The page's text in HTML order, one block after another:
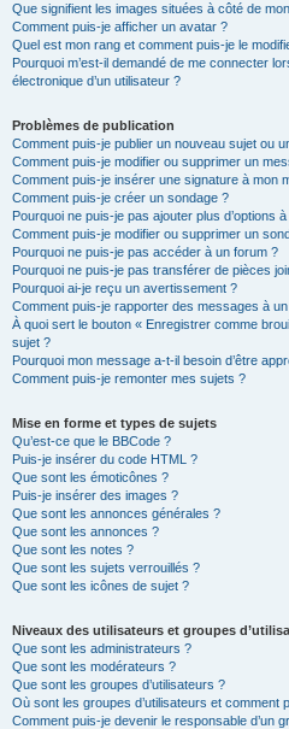
Que signifient les images situées à côté de
Comment puis-je afficher un avatar ?
Quel est mon rang et comment puis-je le
Pourquoi m’est-il demandé de me connecter
électronique d’un utilisateur ?
Problèmes de publication
Comment puis-je publier un nouveau sujet ou
Comment puis-je modifier ou supprimer un
Comment puis-je insérer une signature à mon
Comment puis-je créer un sondage ?
Pourquoi ne puis-je pas ajouter plus d’options
Comment puis-je modifier ou supprimer un
Pourquoi ne puis-je pas accéder à un forum ?
Pourquoi ne puis-je pas transférer de pièces
Pourquoi ai-je reçu un avertissement ?
Comment puis-je rapporter des messages à
À quoi sert le bouton « Enregistrer comme
sujet ?
Pourquoi mon message a-t-il besoin d’être
Comment puis-je remonter mes sujets ?
Mise en forme et types de sujets
Qu’est-ce que le BBCode ?
Puis-je insérer du code HTML ?
Que sont les émoticônes ?
Puis-je insérer des images ?
Que sont les annonces générales ?
Que sont les annonces ?
Que sont les notes ?
Que sont les sujets verrouillés ?
Que sont les icônes de sujet ?
Niveaux des utilisateurs et groupes
Que sont les administrateurs ?
Que sont les modérateurs ?
Que sont les groupes d’utilisateurs ?
Où sont les groupes d’utilisateurs et comment
Comment puis-je devenir le responsable d’un